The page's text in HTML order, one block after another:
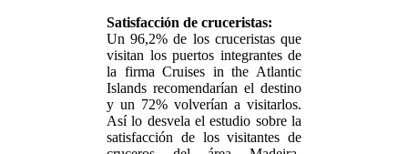
Satisfacción de cruceristas:
Un 96,2% de los cruceristas que
visitan los puertos integrantes de
la firma Cruises in the Atlantic
Islands recomendarían el destino
y un 72% volverían a visitarlos.
Así lo desvela el estudio sobre la
satisfacción de los visitantes de